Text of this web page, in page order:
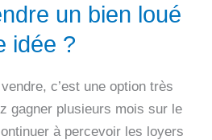
un bien loué
idée ?
c’est une option très
gagner plusieurs mois sur le
à percevoir les loyers